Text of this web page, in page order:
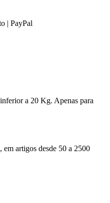
| PayPal
a 20 Kg. Apenas para
em artigos desde 50 a 2500